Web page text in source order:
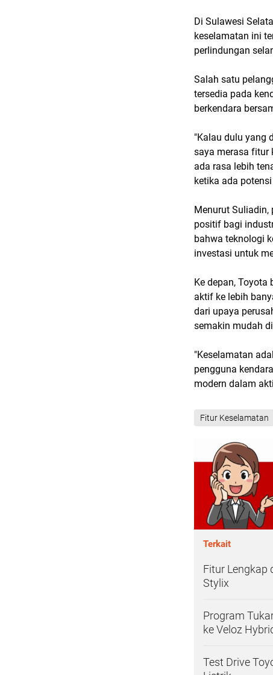
Di Sulawesi
keselamatan ini
perlindungan
Salah satu
tersedia pada
berkendara
"Kalau dulu yang
saya merasa fitur
ada rasa lebih
ketika ada
Menurut Suliadin,
positif bagi
bahwa teknologi
investasi untuk
Ke depan,
aktif ke lebih
dari upaya
semakin mudah
"Keselamatan
pengguna
modern dalam
Fitur Keselamatan
Terkait
Fitur Lengkap
Stylix
Program
ke Veloz
Test Drive